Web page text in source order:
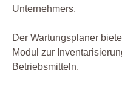
Unternehmers.
Der Wartungsplaner
Modul zur
Betriebsmitteln.